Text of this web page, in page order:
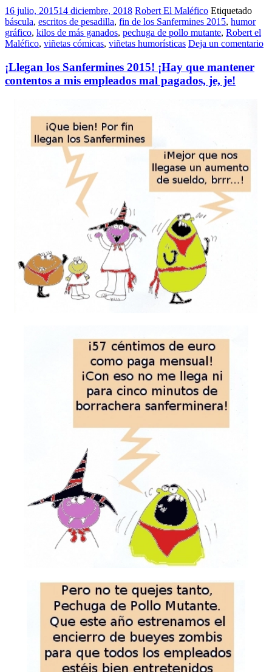
16 julio, 201514 diciembre, 2018 Robert El Maléfico Etiquetado
báscula, escritos de pesadilla, fin de los Sanfermines 2015, humor
gráfico, kilos de más ganados, pechuga de pollo mutante, Robert el
Maléfico, viñetas cómicas, viñetas humorísticas Deja un comentario
¡Llegan los Sanfermines 2015! ¡Hay que mantener
contentos a mis empleados mal pagados, je, je!